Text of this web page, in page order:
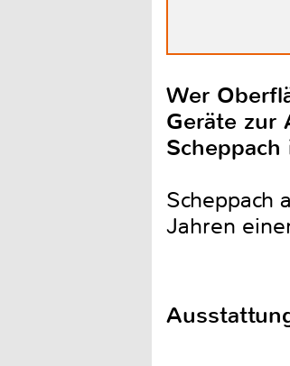
Wer
Geräte zur
Scheppach
Scheppach
Jahren